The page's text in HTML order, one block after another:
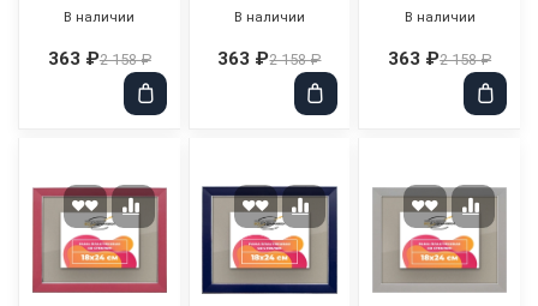
В наличии
363 ₽2 158 ₽
В наличии
363 ₽2 158 ₽
В наличии
363 ₽2 158 ₽